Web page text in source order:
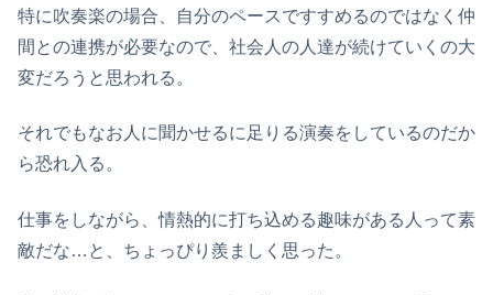
特に吹奏楽の場合、自分のペースですすめるのではなく仲
間との連携が必要なので、社会人の人達が続けていくの大
変だろうと思われる。
それでもなお人に聞かせるに足りる演奏をしているのだか
ら恐れ入る。
仕事をしながら、情熱的に打ち込める趣味がある人って素
敵だな…と、ちょっぴり羨ましく思った。